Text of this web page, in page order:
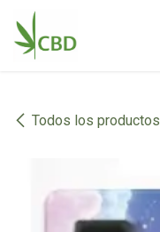
Ir al contenido
Todos los productos